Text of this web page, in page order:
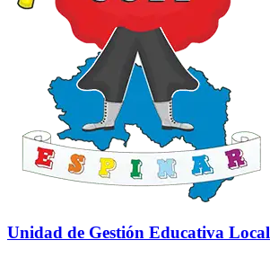
Unidad de Gestión Educativa Local